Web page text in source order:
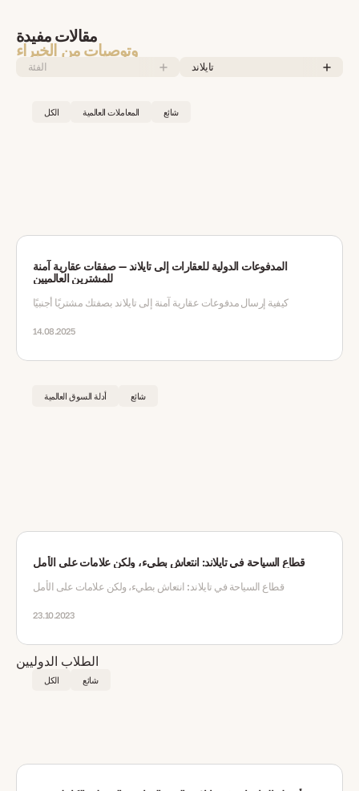
مقالات مفيدة
وتوصيات من الخبراء
الفئة تايلاند
الكل المعاملات العالمية شائع
المدفوعات الدولية للعقارات إلى تايلاند — صفقات عقارية آمنة
للمشترين العالميين
كيفية إرسال مدفوعات عقارية آمنة إلى تايلاند بصفتك مشتريًا أجنبيًا
14.08.2025
أدلة السوق العالمية شائع
قطاع السياحة في تايلاند: انتعاش بطيء، ولكن علامات على الأمل
قطاع السياحة في تايلاند: انتعاش بطيء، ولكن علامات على الأمل
23.10.2023
الكل شائع